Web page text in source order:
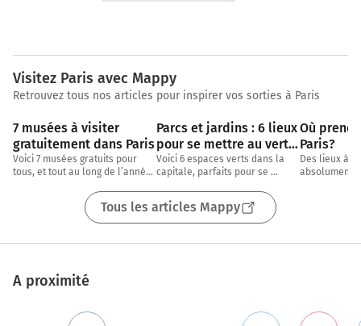
Visitez Paris avec Mappy
Retrouvez tous nos articles pour inspirer vos sorties à Paris
8 min
7 musées à visiter
gratuitement dans Paris
Voici 7 musées gratuits pour
tous, et tout au long de l’année,
Parcs et jardins : 6 lieux
pour se mettre au vert
dans Paris
Voici 6 espaces verts dans la
capitale, parfaits pour se
dans les meilleures conditions,
pour
Où
Paris?
Des lieux à
absolument,
Tous les articles Mappy
A proximité